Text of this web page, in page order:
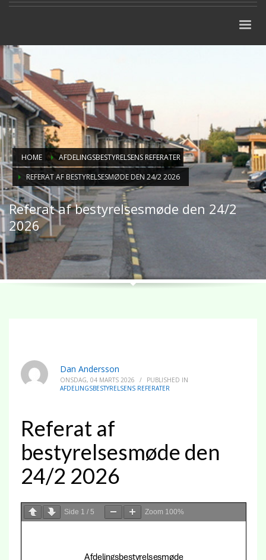
HOME
AFDELINGSBESTYRELSENS REFERATER
REFERAT AF BESTYRELSESMØDE DEN 24/2 2026
Referat af bestyrelsesmøde den 24/2
2026
Dan Andersson
ONSDAG, 04 MARTS 2026 /
PUBLISHED IN
AFDELINGSBESTYRELSENS REFERATER
Referat af
bestyrelsesmøde den
24/2 2026
Side 1 / 5 Zoom 100%